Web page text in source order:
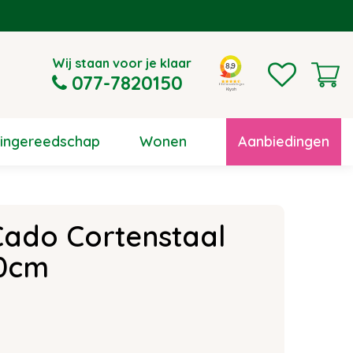
Wij staan voor je klaar
077-7820150
Wonen Aanbiedingen
Cortenstaal